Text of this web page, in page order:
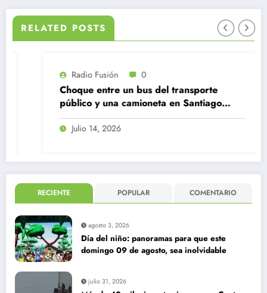
RELATED POSTS
Radio Fusión 0
Choque entre un bus del transporte
público y una camioneta en Santiago
Centro
Julio 14, 2026
RECIENTE POPULAR COMENTARIO
agosto 3, 2026
Día del niño: panoramas para que este
domingo 09 de agosto, sea inolvidable
julio 31, 2026